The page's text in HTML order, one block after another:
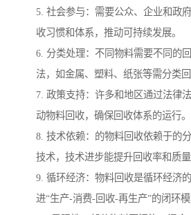
5. 社会参与：需要公众、企业和政
收习惯和体系，推动可持续发展。
6. 分类处理：不同物料需要不同的
法，如金属、塑料、纸张等需分类回
7. 政策支持：许多和地区通过法律
动物料回收，确保回收体系的运行。
8. 技术依赖：的物料回收依赖于的
技术，技术进步能提升回收率和质量
9. 循环经济：物料回收是循环经济
进“生产-消费-回收-再生产”的闭环模